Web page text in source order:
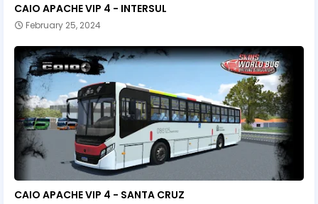
CAIO APACHE VIP 4 - INTERSUL
February 25, 2024
CAIO APACHE VIP 4 - SANTA CRUZ